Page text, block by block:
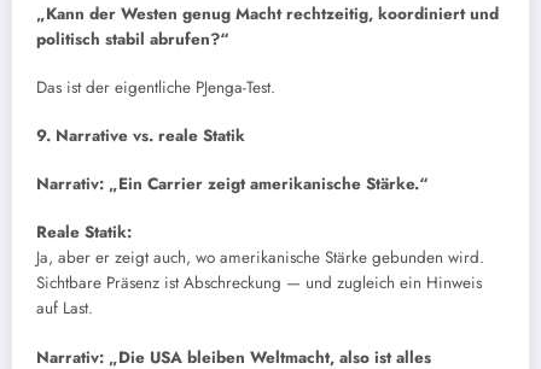
„Kann der Westen genug Macht rechtzeitig, koordiniert und
politisch stabil abrufen?“
Das ist der eigentliche PJenga-Test.
9. Narrative vs. reale Statik
Narrativ: „Ein Carrier zeigt amerikanische Stärke.“
Reale Statik:
Ja, aber er zeigt auch, wo amerikanische Stärke gebunden wird.
Sichtbare Präsenz ist Abschreckung — und zugleich ein Hinweis
auf Last.
Narrativ: „Die USA bleiben Weltmacht, also ist alles